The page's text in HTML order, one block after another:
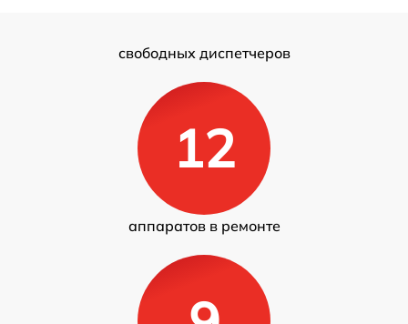
свободных диспетчеров
12
аппаратов в ремонте